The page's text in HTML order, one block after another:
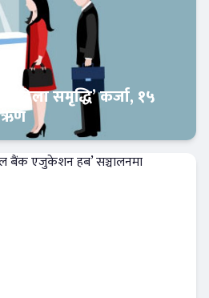
समृद्धि’ कर्जा, १५
ऋण